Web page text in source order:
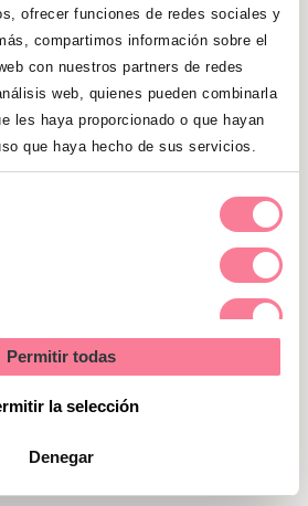
ofrecer funciones de redes sociales y
compartimos información sobre el
con nuestros partners de redes
web, quienes pueden combinarla
les haya proporcionado o que hayan
que haya hecho de sus servicios.
Permitir todas
la selección
Denegar
"Mario"
y responsables. Si tienen
pararán hasta que lo
y bien hecho. Son muy
No toleran a las personas
están relajados son muy
en otras lenguas